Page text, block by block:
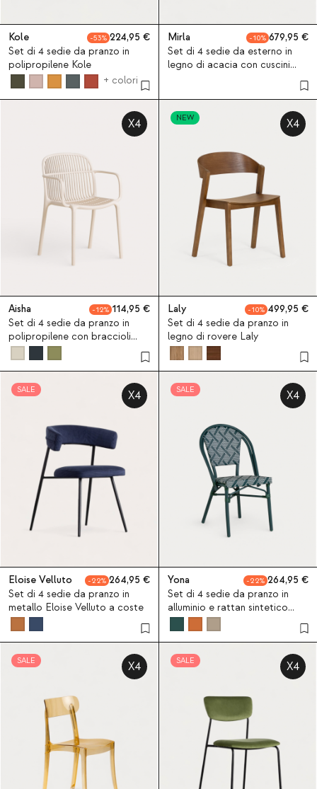
Kole 53
224,95
Set di 4 sedie da pranzo in
polipropilene Kole
+ colori
Mirla 10
679,95
Set di 4 sedie da esterno in
legno di acacia con cuscini
X4
Aisha 12
114,95
Set di 4 sedie da pranzo in
polipropilene con braccioli
Aisha
NEW X4
Laly 10
499,95
Set di 4 sedie da pranzo in
legno di rovere Laly
SALE X4
Eloise Velluto 22
264,95
Set di 4 sedie da pranzo in
metallo Eloise Velluto a coste
SALE X4
Yona 22
264,95
Set di 4 sedie da pranzo in
alluminio e rattan sintetico
SALE X4 SALE X4